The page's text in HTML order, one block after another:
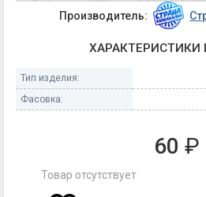
Производитель:
ХАРАКТЕРИСТИКИ
Тип изделия:
Фасовка:
60 ₽
Товар отсутствует